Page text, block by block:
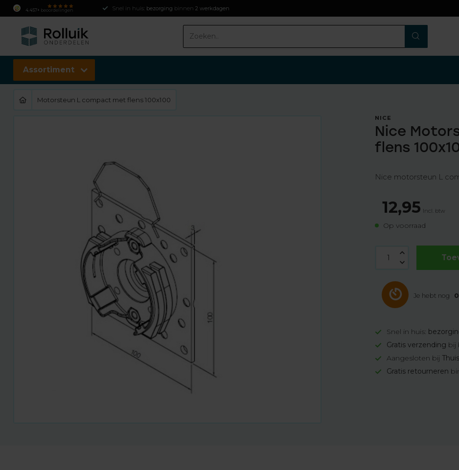
4.457+ beoordelingen Snel in huis: bezorging binnen 2 werkdagen
Assortiment
Motorsteun L compact met flens 100x100
NICE
Nice
flens
Nice motorsteun L
12,95 Incl. btw
Op voorraad
Je hebt nog
Snel in huis:
Gratis verzending bij
Aangesloten bij
Gratis retourneren